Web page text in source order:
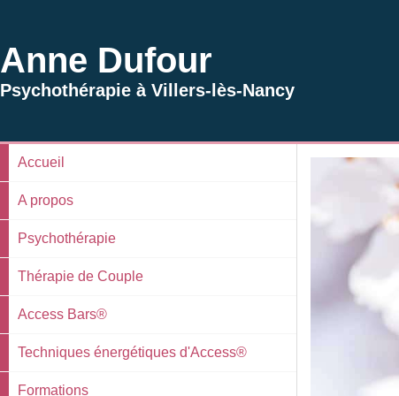
Anne Dufour
Psychothérapie à Villers-lès-Nancy
Accueil
A propos
Psychothérapie
Thérapie de Couple
Access Bars®
Techniques énergétiques d'Access®
Formations